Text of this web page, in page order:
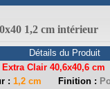
1,2 cm intérieur
Détails du Produit
Clair 40,6x40,6 cm
: 1,2 cm Finition :